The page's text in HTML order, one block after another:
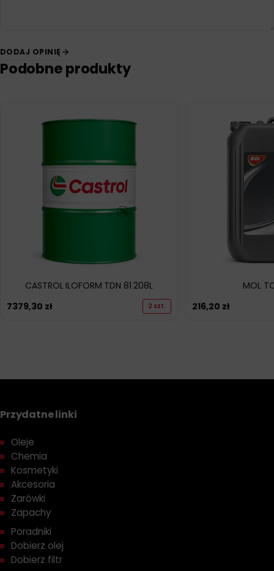
DODAJ OPINIĘ
Podobne produkty
CASTROL ILOFORM TDN 81 208L
7379,30 zł 2 szt.
MOL
216,20 zł
Przydatne linki
Oleje
Chemia
Kosmetyki
Akcesoria
Żarówki
Zapachy
Poradniki
Dobierz olej
Dobierz filtr